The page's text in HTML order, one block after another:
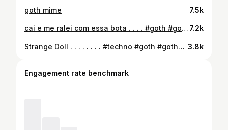
goth mime 7.5k
cai e me ralei com essa bota . . . . #goth #gothgirl #gothmakeuplook 7.2k
Strange Doll . . . . . . . . #techno #goth #gothgirl #gothic #dark #fucknazis #gotico #gótica #fetishgoth #mallgoth #vinil #couro #gothshoes #gothhair #gothmakeup 3.8k
Engagement rate benchmark